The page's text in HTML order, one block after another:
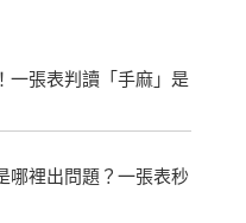
一張表判讀「手麻」是
哪裡出問題？一張表秒